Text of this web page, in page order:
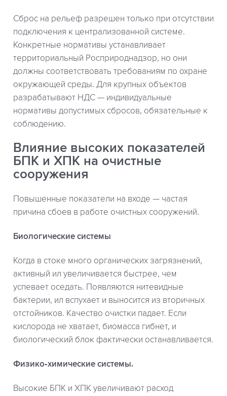
Сброс на рельеф разрешен только при отсутствии
подключения к централизованной системе.
Конкретные нормативы устанавливает
территориальный Росприроднадзор, но они
должны соответствовать требованиям по охране
окружающей среды. Для крупных объектов
разрабатывают НДС — индивидуальные
нормативы допустимых сбросов, обязательные к
соблюдению.
Влияние высоких показателей
БПК и ХПК на очистные
сооружения
Повышенные показатели на входе — частая
причина сбоев в работе очистных сооружений.
Биологические системы
Когда в стоке много органических загрязнений,
активный ил увеличивается быстрее, чем
успевает оседать. Появляются нитевидные
бактерии, ил вспухает и выносится из вторичных
отстойников. Качество очистки падает. Если
кислорода не хватает, биомасса гибнет, и
биологический блок фактически останавливается.
Физико‑химические системы.
Высокие БПК и ХПК увеличивают расход